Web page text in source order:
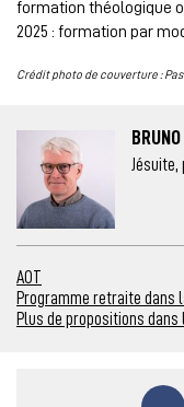
formation théologique
2025 : formation par
Crédit photo de couverture :
AOT
Programme retraite dans
Plus de propositions dans